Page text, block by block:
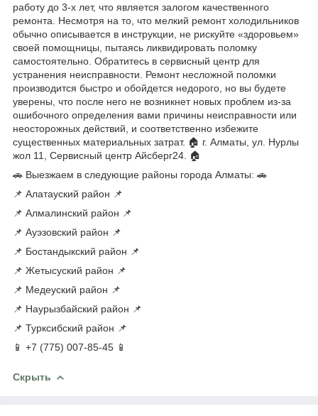
работу до 3-х лет, что является залогом качественного
ремонта. Несмотря на то, что мелкий ремонт холодильников
обычно описывается в инструкции, не рискуйте «здоровьем»
своей помощницы, пытаясь ликвидировать поломку
самостоятельно. Обратитесь в сервисный центр для
устранения неисправности. Ремонт несложной поломки
производится быстро и обойдется недорого, но вы будете
уверены, что после него не возникнет новых проблем из-за
ошибочного определения вами причины неисправности или
неосторожных действий, и соответственно избежите
существенных материальных затрат. 🏠 г. Алматы, ул. Нурлы
жол 11, Сервисный центр Айсберг24. 🏠
🚗 Выезжаем в следующие районы города Алматы: 🚗
📌 Алатауский район 📌
📌 Алмалинский район 📌
📌 Ауэзовский район 📌
📌 Бостандыкский район 📌
📌 Жетысуский район 📌
📌 Медеуский район 📌
📌 Наурызбайский район 📌
📌 Турксибский район 📌
📱 +7 (775) 007-85-45 📱
Скрыть